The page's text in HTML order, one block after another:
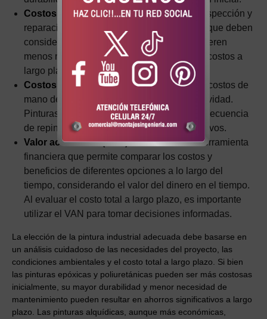
Costos de mantenimiento: La limpieza, inspección y
reparación de daños son costos periódicos que deben
considerarse. Pinturas más duraderas requieren
menos mantenimiento, lo que reduce estos costos a
largo plazo.
Costos de repintado: El repintado implica costos de
mano de obra, materiales y tiempo de inactividad.
Pinturas con mayor longevidad reducen la frecuencia
de repintados, generando ahorros significativos.
Valor actual neto (VAN):El VAN es una herramienta
financiera que permite comparar los costos y
beneficios de diferentes opciones a lo largo del
tiempo, considerando el valor del dinero en el tiempo.
Al evaluar el costo total a largo plazo, es importante
utilizar el VAN para tomar decisiones informadas.
La elección de la pintura industrial adecuada debe basarse en
un análisis cuidadoso de las necesidades del proyecto, las
condiciones ambientales y el costo total a largo plazo. Si bien
las pinturas epóxicas y poliuretánicas pueden ser más costosas
inicialmente, su mayor durabilidad y menor necesidad de
mantenimiento pueden resultar en ahorros significativos a largo
plazo. Las pinturas alquídicas, aunque más económicas,